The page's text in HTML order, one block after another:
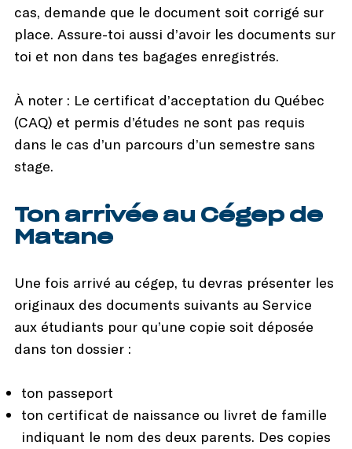
cas, demande que le document soit corrigé sur
place. Assure-toi aussi d’avoir les documents sur
toi et non dans tes bagages enregistrés.
À noter : Le certificat d’acceptation du Québec
(CAQ) et permis d’études ne sont pas requis
dans le cas d’un parcours d’un semestre sans
stage.
Ton arrivée au Cégep de
Matane
Une fois arrivé au cégep, tu devras présenter les
originaux des documents suivants au Service
aux étudiants pour qu’une copie soit déposée
dans ton dossier :
ton passeport
ton certificat de naissance ou livret de famille
indiquant le nom des deux parents. Des copies